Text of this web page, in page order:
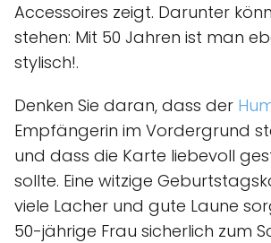
Accessoires zeigt. Darunter
stehen: Mit 50 Jahren ist man
stylisch!.
Denken Sie daran, dass der
Empfängerin im Vordergrund
und dass die Karte liebevoll
sollte. Eine witzige
viele Lacher und gute Laune
50-jährige Frau sicherlich zum